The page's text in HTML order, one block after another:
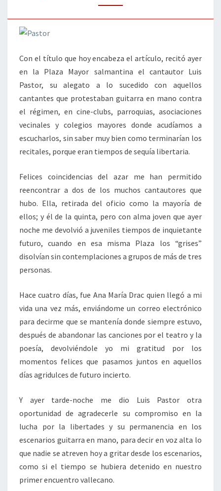
CANTAUTORES?
Con el título que hoy encabeza el artículo, recitó ayer
en la Plaza Mayor salmantina el cantautor Luis
Pastor, su alegato a lo sucedido con aquellos
cantantes que protestaban guitarra en mano contra
el régimen, en cine-clubs, parroquias, asociaciones
vecinales y colegios mayores donde acudíamos a
escucharlos, sin saber muy bien como terminarían los
recitales, porque eran tiempos de sequía libertaria.
Felices coincidencias del azar me han permitido
reencontrar a dos de los muchos cantautores que
hubo. Ella, retirada del oficio como la mayoría de
ellos; y él de la quinta, pero con alma joven que ayer
noche me devolvió a juveniles tiempos de inquietante
futuro, cuando en esa misma Plaza los “grises”
disolvían sin contemplaciones a grupos de más de tres
personas.
Hace cuatro días, fue Ana María Drac quien llegó a mi
vida una vez más, enviándome un correo electrónico
para decirme que se mantenía donde siempre estuvo,
después de abandonar las canciones por el teatro y la
poesía, devolviéndole yo mi gratitud por los
momentos felices que pasamos juntos en aquellos
días agridulces de futuro incierto.
Y ayer tarde-noche me dio Luis Pastor otra
oportunidad de agradecerle su compromiso en la
lucha por la libertades y su permanencia en los
escenarios guitarra en mano, para decir en voz alta lo
que nadie se atreven hoy a gritar desde los escenarios,
como si el tiempo se hubiera detenido en nuestro
primer encuentro vallecano.